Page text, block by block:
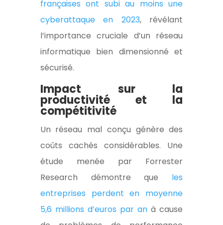
françaises ont subi au moins une
cyberattaque en 2023, révélant
l’importance cruciale d’un réseau
informatique bien dimensionné et
sécurisé.
Impact sur la
productivité et la
compétitivité
Un réseau mal conçu génère des
coûts cachés considérables. Une
étude menée par Forrester
Research démontre que
les
entreprises perdent en moyenne
5,6 millions d’euros par an à cause